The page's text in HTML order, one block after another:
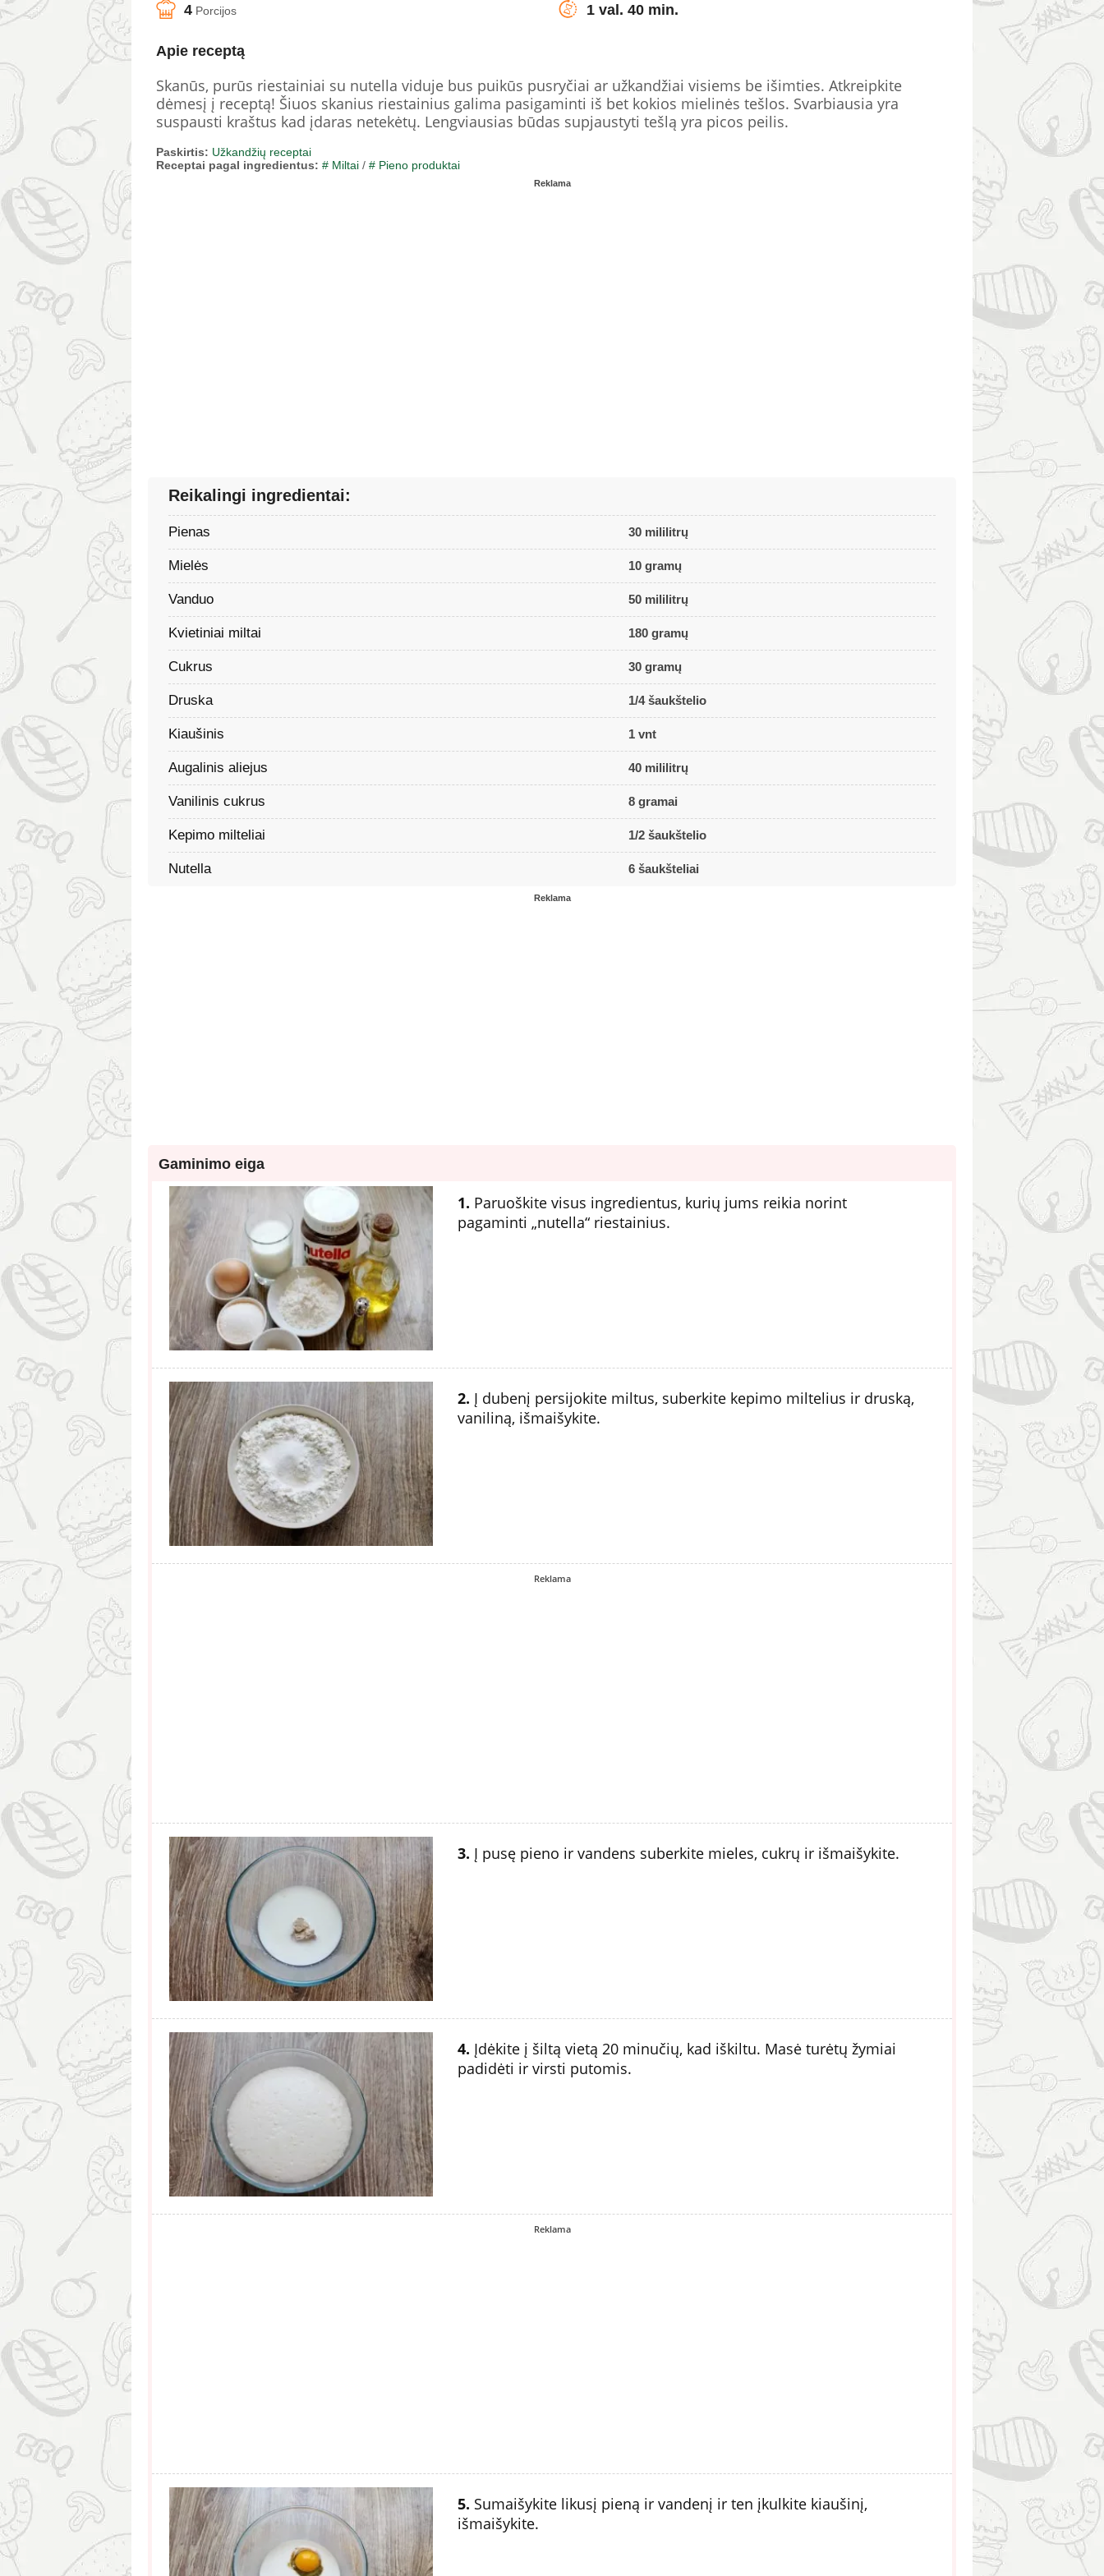
4 Porcijos 1 val. 40 min.
Apie receptą
Skanūs, purūs riestainiai su nutella viduje bus puikūs pusryčiai ar užkandžiai visiems be išimties. Atkreipkite
dėmesį į receptą! Šiuos skanius riestainius galima pasigaminti iš bet kokios mielinės tešlos. Svarbiausia yra
suspausti kraštus kad įdaras netekėtų. Lengviausias būdas supjaustyti tešlą yra picos peilis.
Paskirtis: Užkandžių receptai
Receptai pagal ingredientus: # Miltai / # Pieno produktai
Reklama
Reikalingi ingredientai:
Pienas 30 mililitrų
Mielės 10 gramų
Vanduo 50 mililitrų
Kvietiniai miltai 180 gramų
Cukrus 30 gramų
Druska 1/4 šaukštelio
Kiaušinis 1 vnt
Augalinis aliejus 40 mililitrų
Vanilinis cukrus 8 gramai
Kepimo milteliai 1/2 šaukštelio
Nutella 6 šaukšteliai
Reklama
Gaminimo eiga
1. Paruoškite visus ingredientus, kurių jums reikia norint
pagaminti „nutella“ riestainius.
2. Į dubenį persijokite miltus, suberkite kepimo miltelius ir druską,
vaniliną, išmaišykite.
Reklama
3. Į pusę pieno ir vandens suberkite mieles, cukrų ir išmaišykite.
4. Įdėkite į šiltą vietą 20 minučių, kad iškiltu. Masė turėtų žymiai
padidėti ir virsti putomis.
Reklama
5. Sumaišykite likusį pieną ir vandenį ir ten įkulkite kiaušinį,
išmaišykite.